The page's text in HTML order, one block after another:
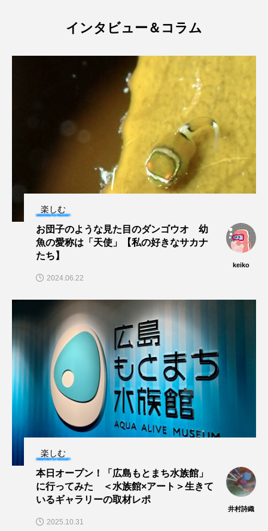
ミナミメダカ
ムチカラマツ ムツ
メガロドン メギス
メジナ メヌケ
メンダコ モクズガニ
モノノケトンガリサカタザメ
モンツキハギ ヤコウガイ ヤゴ
ユウレイクラゲ ユカタハタ
ユメタチモドキ ヨウラククラゲ ヨコエビ
ヨツメウオ ラブカ ラムサール条約
リュウセイクラゲ レシピ
ロックシュリンプ ワカサギ ワカメ
ワタカ ワニ ワレカラ
下田海中水族館 世界遺産
交雑 企画
インタビュー＆コラム
楽しむ
お団子のような見た目のダンゴウオ 幼
魚の愛称は「天使」【私の好きなサカナ
たち】
keiko
2024.06.22
楽しむ
本日オープン！「広島もとまち水族館」
に行ってみた ＜水族館×アート＞生きて
いるギャラリーの取材レポ
井村詩織
2025.10.31